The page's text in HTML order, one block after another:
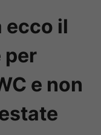
ecco il
per
e non